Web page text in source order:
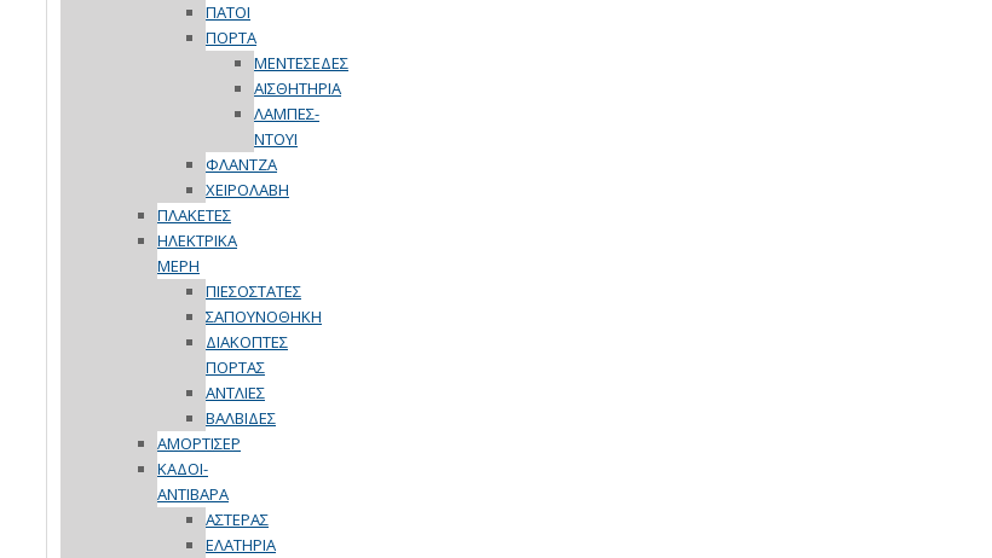
ΠΑΤΟΙ
ΠΟΡΤΑ
ΜΕΝΤΕΣΕΔΕΣ
ΑΙΣΘΗΤΗΡΙΑ
ΛΑΜΠΕΣ-
ΝΤΟΥΙ
ΦΛΑΝΤΖΑ
ΧΕΙΡΟΛΑΒΗ
ΠΛΑΚΕΤΕΣ
ΗΛΕΚΤΡΙΚΑ
ΜΕΡΗ
ΠΙΕΣΟΣΤΑΤΕΣ
ΣΑΠΟΥΝΟΘΗΚΗ
ΔΙΑΚΟΠΤΕΣ
ΠΟΡΤΑΣ
ΑΝΤΛΙΕΣ
ΒΑΛΒΙΔΕΣ
ΑΜΟΡΤΙΣΕΡ
ΚΑΔΟΙ-
ΑΝΤΙΒΑΡΑ
ΑΣΤΕΡΑΣ
ΕΛΑΤΗΡΙΑ